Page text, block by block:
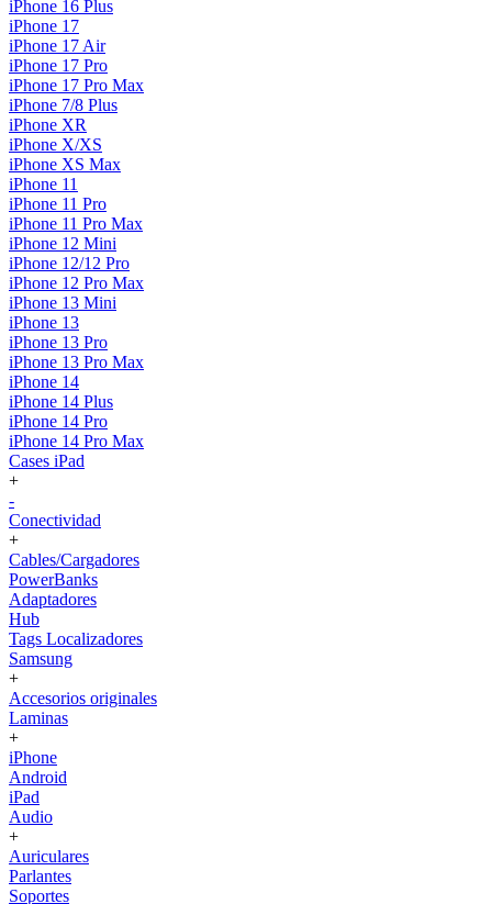
iPhone 16 Plus
iPhone 17
iPhone 17 Air
iPhone 17 Pro
iPhone 17 Pro Max
iPhone 7/8 Plus
iPhone XR
iPhone X/XS
iPhone XS Max
iPhone 11
iPhone 11 Pro
iPhone 11 Pro Max
iPhone 12 Mini
iPhone 12/12 Pro
iPhone 12 Pro Max
iPhone 13 Mini
iPhone 13
iPhone 13 Pro
iPhone 13 Pro Max
iPhone 14
iPhone 14 Plus
iPhone 14 Pro
iPhone 14 Pro Max
Cases iPad
+
-
Conectividad
+
Cables/Cargadores
PowerBanks
Adaptadores
Hub
Tags Localizadores
Samsung
+
Accesorios originales
Laminas
+
iPhone
Android
iPad
Audio
+
Auriculares
Parlantes
Soportes